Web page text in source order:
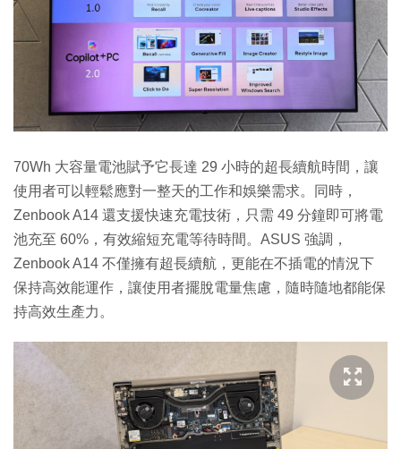
70Wh 大容量電池賦予它長達 29 小時的超長續航時間，讓
使用者可以輕鬆應對一整天的工作和娛樂需求。同時，
Zenbook A14 還支援快速充電技術，只需 49 分鐘即可將電
池充至 60%，有效縮短充電等待時間。ASUS 強調，
Zenbook A14 不僅擁有超長續航，更能在不插電的情況下
保持高效能運作，讓使用者擺脫電量焦慮，隨時隨地都能保
持高效生產力。